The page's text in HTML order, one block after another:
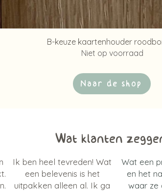
Snel overzicht
B-keuze kaartenhouder
Niet op voorraad
Naar de shop
Wat klanten
Ik ben heel tevreden! Wat
een belevenis is het
uitpakken alleen al. Ik ga
Wat een
en het
waar ze